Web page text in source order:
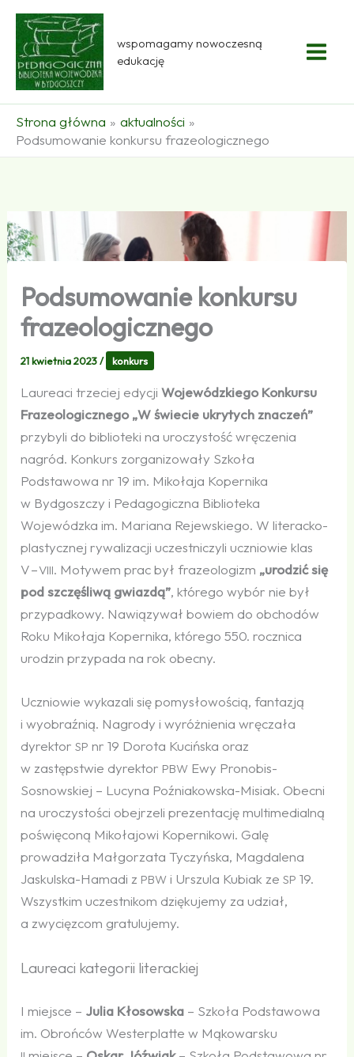
Przejdź
treści
wspomagamy nowoczesną
edukację
Strona główna
aktualności
Podsumowanie konkursu frazeologicznego
Podsumowanie konkursu
frazeologicznego
21 kwietnia 2023/ konkurs
Laureaci trzeciej edycjiWojewódzkiego Konkursu
Frazeologicznego „W świecie ukrytych znaczeń”
przybyli do biblioteki na uroczystość wręczenia
nagród. Konkurs zorganizowały Szkoła
Podstawowa nr 19 im. Mikołaja Kopernika
w Bydgoszczy i Pedagogiczna Biblioteka
Wojewódzka im. Mariana Rejewskiego. W literacko-
plastycznej rywalizacji uczestniczyli uczniowie klas
V –VIII. Motywem prac był frazeologizm „urodzić się
pod szczęśliwą gwiazdą”, którego wybór nie był
przypadkowy. Nawiązywał bowiem do obchodów
Roku Mikołaja Kopernika, którego 550. rocznica
urodzin przypada na rok obecny.
Uczniowie wykazali się pomysłowością, fantazją
i wyobraźnią. Nagrody i wyróżnienia wręczała
dyrektorSP nr 19 Dorota Kucińska oraz
w zastępstwie dyrektor PBW Ewy Pronobis-
Sosnowskiej – Lucyna Poźniakowska-Misiak. Obecni
na uroczystości obejrzeli prezentację multimedialną
poświęconą Mikołajowi Kopernikowi. Galę
prowadziła Małgorzata Tyczyńska, Magdalena
Jaskulska-Hamadi z PBW i Urszula Kubiak zeSP 19.
Wszystkim uczestnikom dziękujemy za udział,
a zwycięzcom gratulujemy.
Laureaci kategorii literackiej
I miejsce – Julia Kłosowska – Szkoła Podstawowa
im. Obrońców Westerplatte w Mąkowarsku